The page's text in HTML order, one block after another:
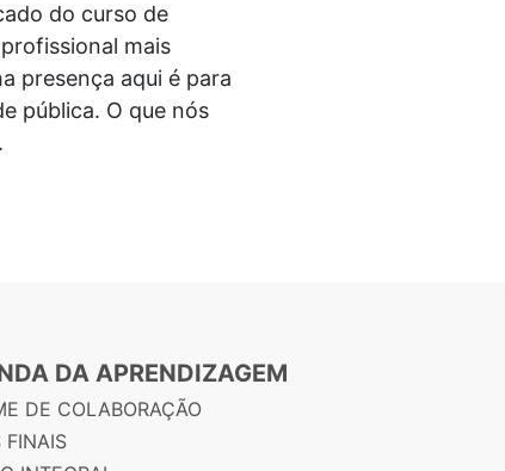
do curso de
mais
presença aqui é para
pública. O que nós
DA APRENDIZAGEM
DE COLABORAÇÃO
FINAIS